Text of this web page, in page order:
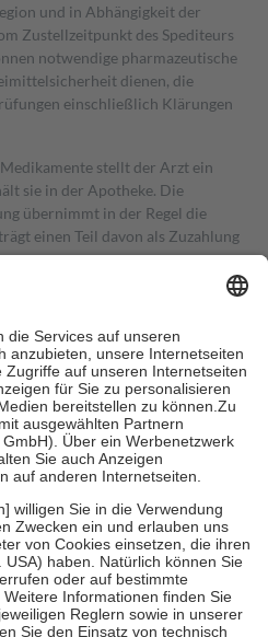
und in Abhängigkeit der
Zustellzeitpunkt des Spediteurs
notwendige pharmazeutische
dienen, die
einschließlich Klärungen
stellt der Arzt ein
sie in der Apotheke. Die
übernimmt in der Regel die
einen Teil davon als Zuzahlung
in Höhe von zehn
nie mehr als die tatsächlichen
auch für Online-Apotheken.
beträgt die
sowie zehn Euro je
für ihre eigene Gesundheit zu
der Familie zu unterstützen,
zum vollendeten 18. Lebensjahr
und Früherkennung, die von der